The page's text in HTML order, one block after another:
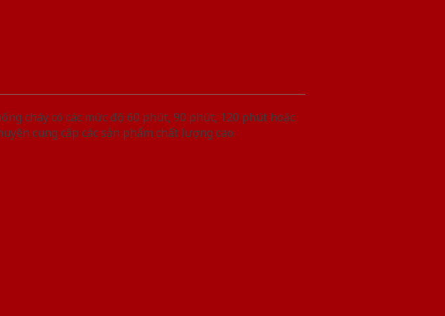
cháy có các mức độ 60 phút, 90 phút, 120 phút hoặc
cung cấp các sản phẩm chất lượng cao.